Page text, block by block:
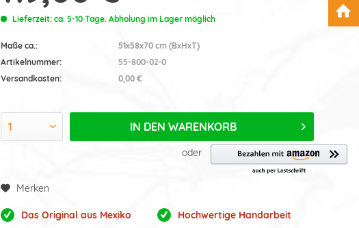
Lieferzeit: ca. 5-10 Tage. Abholung im Lager möglich
Maße ca.:
51x58x70 cm (BxHxT)
Artikelnummer:
55-800-02-0
Versandkosten:
0,00 €
IN DEN WARENKORB
oder
Merken
Das Original aus Mexiko
Hochwertige Handarbeit